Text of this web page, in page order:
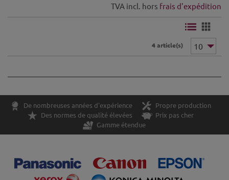
TVA incl. hors frais d'expédition
4 article(s)
De nombreuses années d'expérience
Propre production
Des normes de qualité élevées
Prix pas cher
Gamme étendue